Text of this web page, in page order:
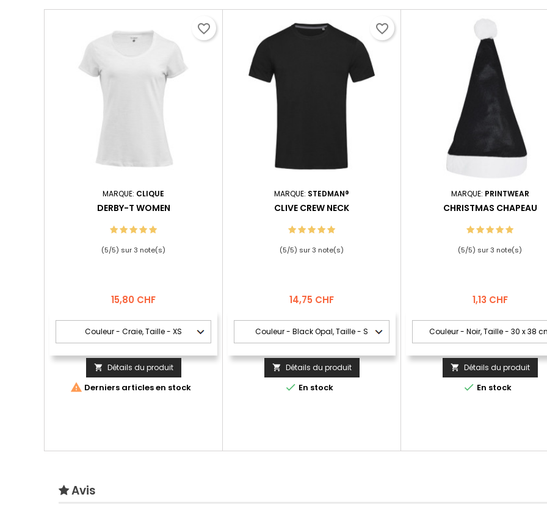
MARQUE: CLIQUE
DERBY-T WOMEN
(5/5) sur3 note(s)
Prix
15,80 CHF
 Détails du produit
 Derniers articles en stock
favorite_border
MARQUE: STEDMAN®
CLIVE CREW NECK
(5/5) sur3 note(s)
Prix
14,75 CHF
 Détails du produit
 En stock
favorite_border
MARQUE: PRINTWEAR
CHRISTMAS CHAPEAU
(5/5) sur3 note(s)
Prix
1,13 CHF
 Détails du produit
 En stock
Avis